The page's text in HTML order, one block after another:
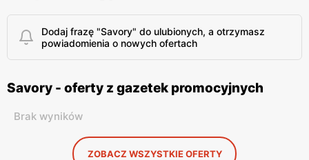
Dodaj frazę "Savory" do ulubionych, a otrzymasz
powiadomienia o nowych ofertach
Savory - oferty z gazetek promocyjnych
Brak wyników
ZOBACZ WSZYSTKIE OFERTY